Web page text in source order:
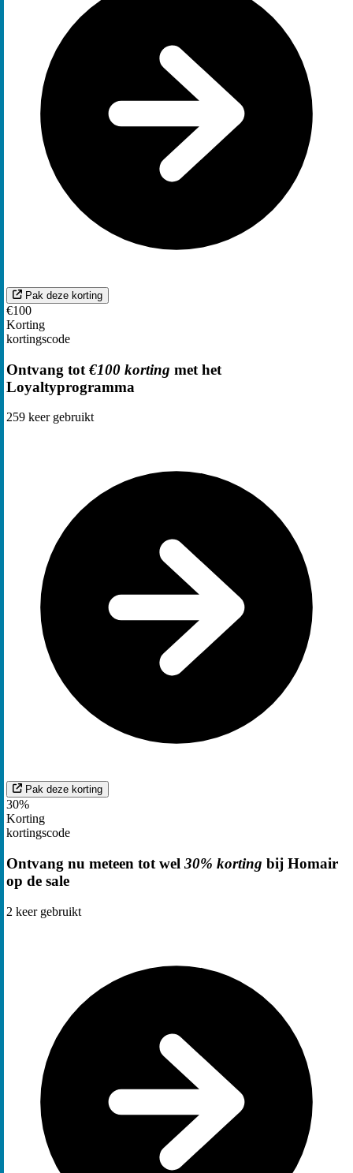
Pak deze korting
€100
Korting
kortingscode
Ontvang tot €100 korting met het
Loyaltyprogramma
259 keer gebruikt
Pak deze korting
30%
Korting
kortingscode
Ontvang nu meteen tot wel 30% korting bij Homair
op de sale
2 keer gebruikt